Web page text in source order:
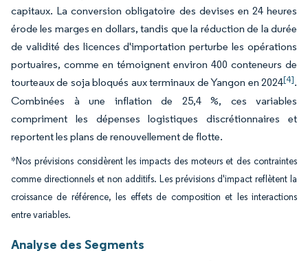
capitaux. La conversion obligatoire des devises en 24 heures
érode les marges en dollars, tandis que la réduction de la durée
de validité des licences d'importation perturbe les opérations
portuaires, comme en témoignent environ 400 conteneurs de
tourteaux de soja bloqués aux terminaux de Yangon en 2024[4].
Combinées à une inflation de 25,4 %, ces variables
compriment les dépenses logistiques discrétionnaires et
reportent les plans de renouvellement de flotte.
*Nos prévisions considèrent les impacts des moteurs et des contraintes
comme directionnels et non additifs. Les prévisions d'impact reflètent la
croissance de référence, les effets de composition et les interactions
entre variables.
Analyse des Segments